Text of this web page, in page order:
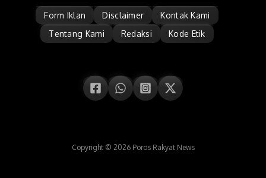
Form Iklan Disclaimer
Kontak Kami
Tentang Kami
Redaksi Kode Etik
Copyright © 2026 Poros Rakyat News